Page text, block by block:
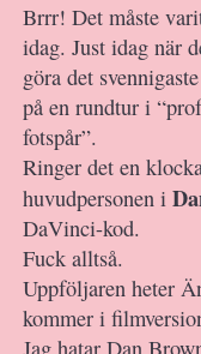
Brrr! Det måste
idag. Just idag när
göra det
på en rundtur i
fotspår”.
Ringer det en
huvudpersonen i
DaVinci-kod.
Fuck alltså.
Uppföljaren heter
kommer i
Jag hatar Dan